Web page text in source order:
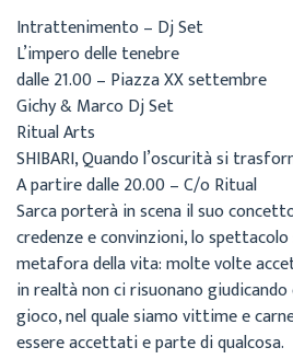
Intrattenimento – Dj Set
L’impero delle tenebre
dalle 21.00 – Piazza XX settembre
Gichy & Marco Dj Set
Ritual Arts
SHIBARI, Quando l’oscurità si
A partire dalle 20.00 – C/o Ritual
Sarca porterà in scena il suo
credenze e convinzioni, lo
metafora della vita: molte volte
in realtà non ci risuonano
gioco, nel quale siamo vittime e
essere accettati e parte di qualcosa.